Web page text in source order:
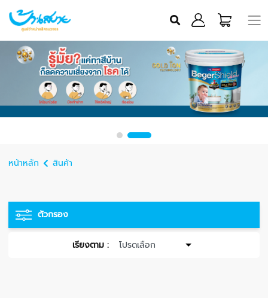
หน้าหลัก สินค้า
ตัวกรอง
เรียงตาม :